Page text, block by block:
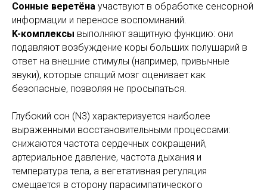
Сонные веретёна участвуют в обработке сенсорной
информации и переносе воспоминаний.
K-комплексы выполняют защитную функцию: они
подавляют возбуждение коры больших полушарий в
ответ на внешние стимулы (например, привычные
звуки), которые спящий мозг оценивает как
безопасные, позволяя не просыпаться.
Глубокий сон (N3) характеризуется наиболее
выраженными восстановительными процессами:
снижаются частота сердечных сокращений,
артериальное давление, частота дыхания и
температура тела, а вегетативная регуляция
смещается в сторону парасимпатического